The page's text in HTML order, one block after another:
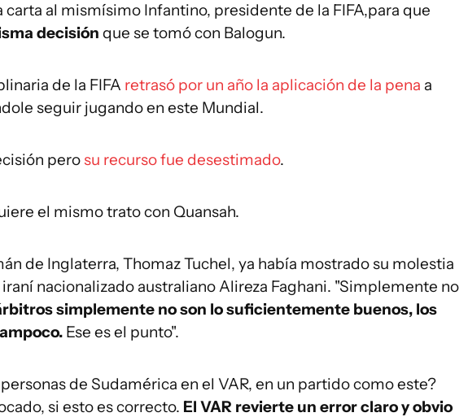
carta al mismísimo Infantino, presidente de la FIFA,para que
decisión que se tomó con Balogun.
de la FIFA retrasó por un año la aplicación de la pena a
seguir jugando en este Mundial.
perosu recurso fue desestimado.
el mismo trato con Quansah.
de Inglaterra, Thomaz Tuchel, ya había mostrado su molestia
nacionalizado australiano Alireza Faghani. "Simplemente no
simplemente no son lo suficientemente buenos, los
Ese es el punto".
personas de Sudamérica en el VAR, en un partido como este?
si esto es correcto. El VAR revierte un error claro y obvio